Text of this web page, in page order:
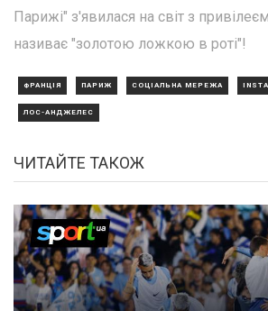
Парижі" з'явилася на світ з
називає "золотою ложкою в роті"!
ФРАНЦІЯ ПАРИЖ СОЦІАЛЬНА МЕРЕЖА
ЛОС-АНДЖЕЛЕС
ЧИТАЙТЕ ТАКОЖ